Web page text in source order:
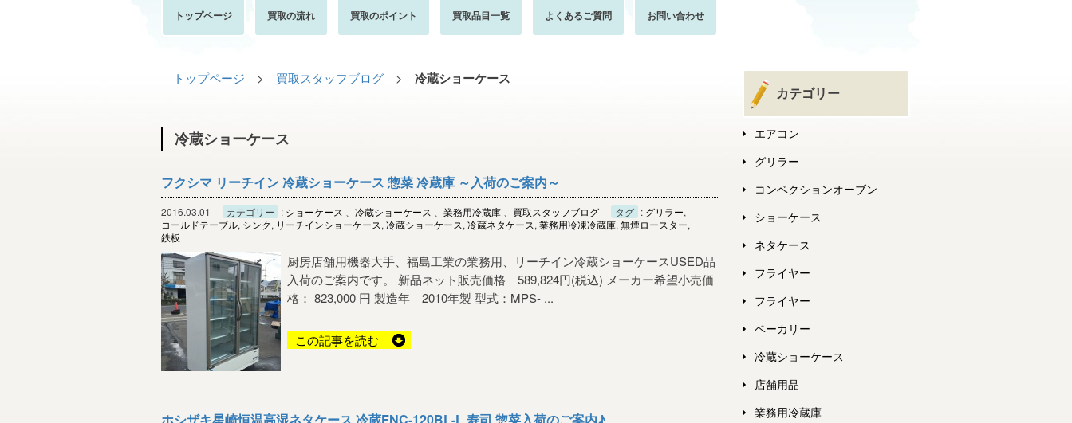
トップページ 買取の流れ 買取のポイント 買取品目一覧 よくあるご質問 お問い合わせ
トップページ > 買取スタッフブログ > 冷蔵ショーケース
冷蔵ショーケース
フクシマ リーチイン 冷蔵ショーケース 惣菜 冷蔵庫 ～入荷のご案内～
2016.03.01 カテゴリー : ショーケース 冷蔵ショーケース 業務用冷蔵庫 買取スタッフブログ タグ : グリラー,
コールドテーブル, シンク, リーチインショーケース, 冷蔵ショーケース, 冷蔵ネタケース, 業務用冷凍冷蔵庫, 無煙ロースター,
鉄板
厨房店舗用機器大手、福島工業の業務用、リーチイン冷蔵ショーケースUSED品
入荷のご案内です。 新品ネット販売価格 589,824円(税込) メーカー希望小売価
格： 823,000 円 製造年 2010年製 型式：MPS- ...
この記事を読む
カテゴリー
エアコン
グリラー
コンベクションオーブン
ショーケース
ネタケース
フライヤー
フライヤー
ベーカリー
冷蔵ショーケース
店舗用品
業務用冷蔵庫